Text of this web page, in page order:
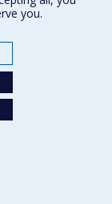
you.